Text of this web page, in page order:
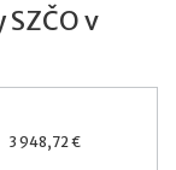
v
3 948,72 €